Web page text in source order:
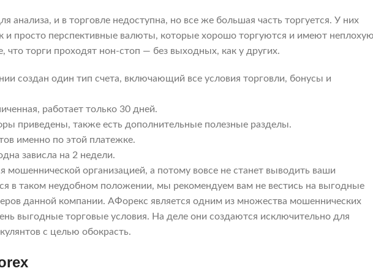
анализа, и в торговле недоступна, но все же большая часть торгуется. У них
и просто перспективные валюты, которые хорошо торгуются и имеют
что торги проходят нон-стоп — без выходных, как у других.
создан один тип счета, включающий все условия торговли, бонусы и
работает только 30 дней.
приведены, также есть дополнительные полезные разделы.
именно по этой платежке.
зависла на 2 недели.
мошеннической организацией, а потому вовсе не станет выводить ваши
в таком неудобном положении, мы рекомендуем вам не вестись на выгодные
данной компании. АФорекс является одним из множества мошеннических
выгодные торговые условия. На деле они создаются исключительно для
с целью обокрасть.